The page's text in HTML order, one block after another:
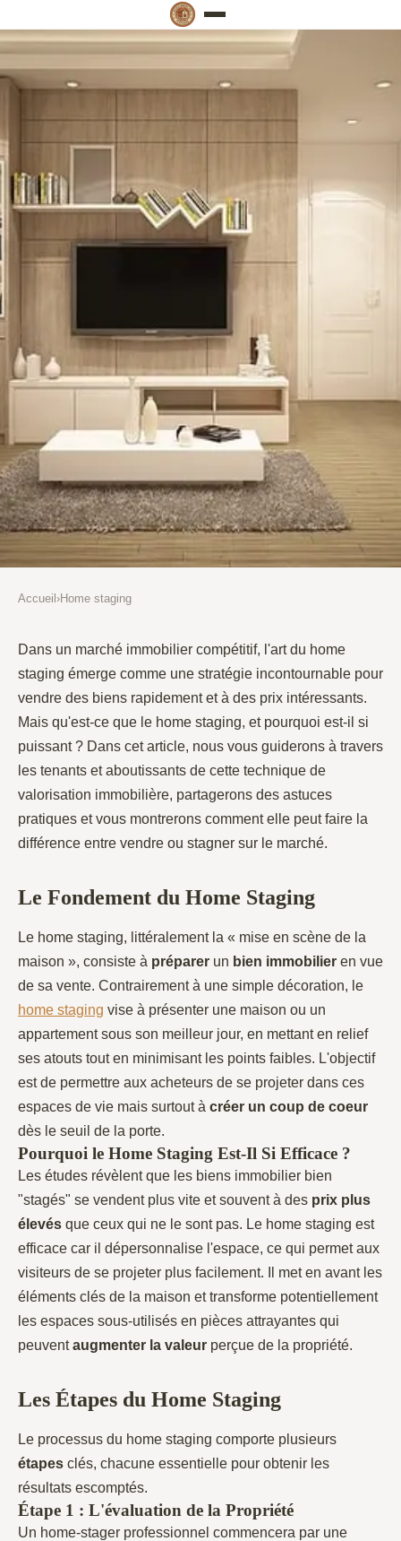
Comprendre le Home Staging :
Valoriser Votre Propriété Pour
Vendre Plus Vite
Juliette•10 février 2022•5 min de lecture
Accueil ›Home staging
Dans un marché immobilier compétitif, l'art du home
staging émerge comme une stratégie incontournable pour
vendre des biens rapidement et à des prix intéressants.
Mais qu'est-ce que le home staging, et pourquoi est-il si
puissant ? Dans cet article, nous vous guiderons à travers
les tenants et aboutissants de cette technique de
valorisation immobilière, partagerons des astuces
pratiques et vous montrerons comment elle peut faire la
différence entre vendre ou stagner sur le marché.
Le Fondement du Home Staging
Le home staging, littéralement la « mise en scène de la
maison », consiste à préparer un bien immobilier en vue
de sa vente. Contrairement à une simple décoration, le
home staging vise à présenter une maison ou un
appartement sous son meilleur jour, en mettant en relief
ses atouts tout en minimisant les points faibles. L'objectif
est de permettre aux acheteurs de se projeter dans ces
espaces de vie mais surtout à créer un coup de coeur
dès le seuil de la porte.
Pourquoi le Home Staging Est-Il Si Efficace ?
Les études révèlent que les biens immobilier bien
"stagés" se vendent plus vite et souvent à des prix plus
élevés que ceux qui ne le sont pas. Le home staging est
efficace car il dépersonnalise l'espace, ce qui permet aux
visiteurs de se projeter plus facilement. Il met en avant les
éléments clés de la maison et transforme potentiellement
les espaces sous-utilisés en pièces attrayantes qui
peuventaugmenter la valeur perçue de la propriété.
Les Étapes du Home Staging
Le processus du home staging comporte plusieurs
étapes clés, chacune essentielle pour obtenir les
résultats escomptés.
Étape 1 : L'évaluation de la Propriété
Un home-stager professionnel commencera par une